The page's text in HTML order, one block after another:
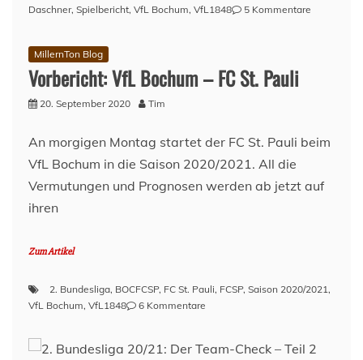
Daschner, Spielbericht, VfL Bochum, VfL1848 5 Kommentare
Zoom
MillernTon Blog
Vorbericht: VfL Bochum – FC St. Pauli
20. September 2020 Tim
An morgigen Montag startet der FC St. Pauli beim
VfL Bochum in die Saison 2020/2021. All die
Vermutungen und Prognosen werden ab jetzt auf
ihren
Zum Artikel
2. Bundesliga, BOCFCSP, FC St. Pauli, FCSP, Saison 2020/2021,
VfL Bochum, VfL1848 6 Kommentare
Bochum